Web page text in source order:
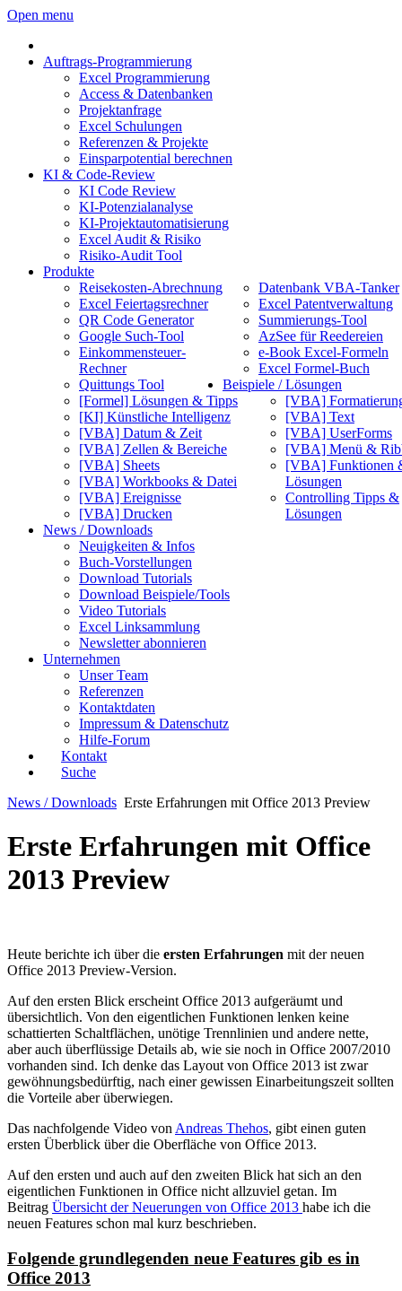
Open menu
Auftrags-Programmierung
Excel Programmierung
Access & Datenbanken
Projektanfrage
Excel Schulungen
Referenzen & Projekte
Einsparpotential berechnen
KI & Code-Review
KI Code Review
KI-Potenzialanalyse
KI-Projektautomatisierung
Excel Audit & Risiko
Risiko-Audit Tool
Produkte
Reisekosten-Abrechnung
Excel Feiertagsrechner
QR Code Generator
Google Such-Tool
Einkommensteuer-
Rechner
Quittungs Tool
Datenbank VBA-Tanker
Excel Patentverwaltung
Summierungs-Tool
AzSee für Reedereien
e-Book Excel-Formeln
Excel Formel-Buch
Beispiele / Lösungen
[Formel] Lösungen & Tipps
[KI] Künstliche Intelligenz
[VBA] Datum & Zeit
[VBA] Zellen & Bereiche
[VBA] Sheets
[VBA] Workbooks & Datei
[VBA] Ereignisse
[VBA] Drucken
[VBA]
[VBA] Text
[VBA] UserForms
[VBA] Menü &
[VBA] Funktionen
Lösungen
Controlling Tipps &
Lösungen
News / Downloads
Neuigkeiten & Infos
Buch-Vorstellungen
Download Tutorials
Download Beispiele/Tools
Video Tutorials
Excel Linksammlung
Newsletter abonnieren
Unternehmen
Unser Team
Referenzen
Kontaktdaten
Impressum & Datenschutz
Hilfe-Forum
Kontakt
Suche
News / Downloads Erste Erfahrungen mit Office 2013 Preview
Erste Erfahrungen mit Office
2013 Preview
Heute berichte ich über die ersten Erfahrungen mit der neuen
Office 2013 Preview-Version.
Auf den ersten Blick erscheint Office 2013 aufgeräumt und
übersichtlich. Von den eigentlichen Funktionen lenken keine
schattierten Schaltflächen, unötige Trennlinien und andere nette,
aber auch überflüssige Details ab, wie sie noch in Office 2007/2010
vorhanden sind. Ich denke das Layout von Office 2013 ist zwar
gewöhnungsbedürftig, nach einer gewissen Einarbeitungszeit sollten
die Vorteile aber überwiegen.
Das nachfolgende Video von Andreas Thehos, gibt einen guten
ersten Überblick über die Oberfläche von Office 2013.
Auf den ersten und auch auf den zweiten Blick hat sich an den
eigentlichen Funktionen in Office nicht allzuviel getan. Im
Beitrag Übersicht der Neuerungen von Office 2013 habe ich die
neuen Features schon mal kurz beschrieben.
Folgende grundlegenden neue Features gib es in
Office 2013